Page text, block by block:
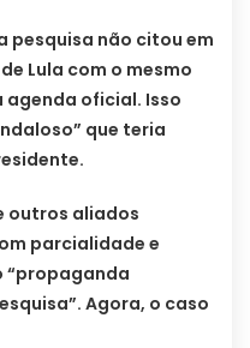
pesquisa não citou em
Lula com o mesmo
oficial. Isso
que teria
outros aliados
parcialidade e
“propaganda
Agora, o caso